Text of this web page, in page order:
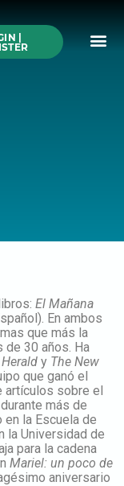
|
El Mañana
En ambos
que más la
de 30 años. Ha
y The New
que ganó el
artículos sobre el
más de
la Escuela de
la Universidad de
para la cadena
Mariel: un poco de
aniversario